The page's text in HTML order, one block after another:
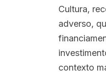
Cultura,
adverso,
contexto